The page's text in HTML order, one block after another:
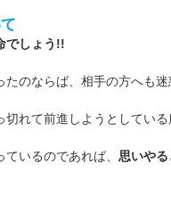
でしょう!!
のならば、相手の方へも迷
れて前進しようとしてい
ているのであれば、思いや